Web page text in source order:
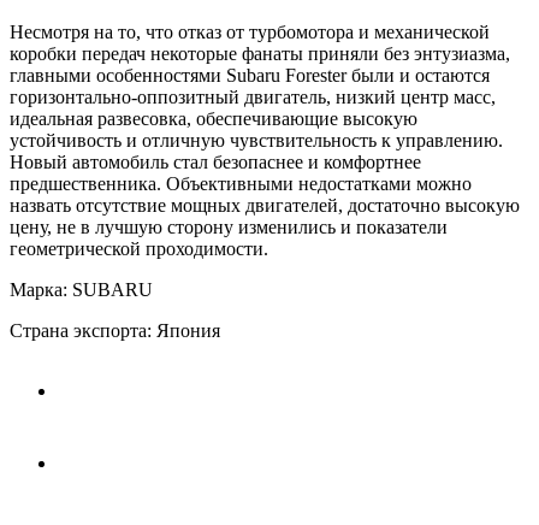
Несмотря на то, что отказ от турбомотора и механической
коробки передач некоторые фанаты приняли без энтузиазма,
главными особенностями Subaru Forester были и остаются
горизонтально-оппозитный двигатель, низкий центр масс,
идеальная развесовка, обеспечивающие высокую
устойчивость и отличную чувствительность к управлению.
Новый автомобиль стал безопаснее и комфортнее
предшественника. Объективными недостатками можно
назвать отсутствие мощных двигателей, достаточно высокую
цену, не в лучшую сторону изменились и показатели
геометрической проходимости.
Марка: SUBARU
Страна экспорта: Япония